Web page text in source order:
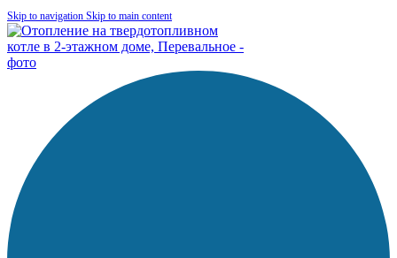
Skip to navigation Skip to main content